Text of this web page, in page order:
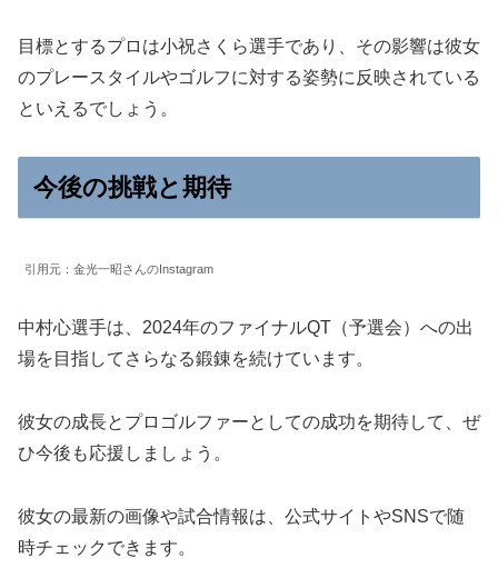
目標とするプロは小祝さくら選手であり、その影響は彼女
のプレースタイルやゴルフに対する姿勢に反映されている
といえるでしょう。
今後の挑戦と期待
引用元：金光一昭さんのInstagram
中村心選手は、2024年のファイナルQT（予選会）への出
場を目指してさらなる鍛錬を続けています。
彼女の成長とプロゴルファーとしての成功を期待して、ぜ
ひ今後も応援しましょう。
彼女の最新の画像や試合情報は、公式サイトやSNSで随
時チェックできます。